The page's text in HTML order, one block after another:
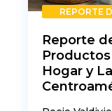
REPORTE
Reporte
Hogar y